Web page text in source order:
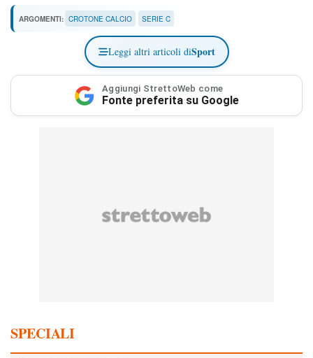
ARGOMENTI: CROTONE CALCIO SERIE C
Leggi altri articoli diSport
Aggiungi StrettoWeb come
Fonte preferita su Google
SPECIALI